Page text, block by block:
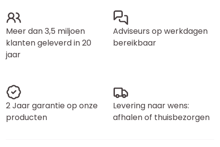
Meer dan 3,5 miljoen
klanten geleverd in 20
jaar
Adviseurs op werkdagen
bereikbaar
2 Jaar garantie op onze
producten
Levering naar wens:
afhalen of thuisbezorgen